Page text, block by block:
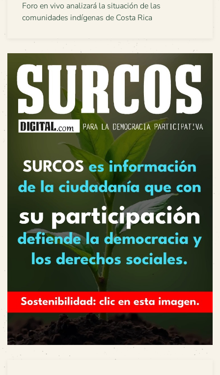
Foro en vivo analizará la situación de las
comunidades indígenas de Costa Rica